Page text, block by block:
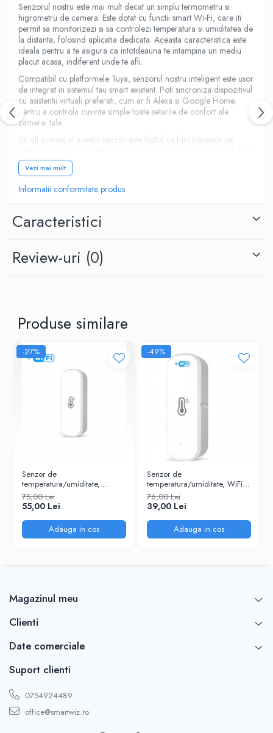
Senzorul nostru este mai mult decat un simplu termometru si
higrometru de camera. Este dotat cu functii smart Wi-Fi, care iti
permit sa monitorizezi si sa controlezi temperatura si umiditatea de
la distanta, folosind aplicatia dedicata. Aceasta caracteristica este
ideala pentru a te asigura ca intotdeauna te intampina un mediu
placut acasa, indiferent unde te afli.
Compatibil cu platformele Tuya, senzorul nostru inteligent este usor
de integrat in sistemul tau smart existent. Poti sincroniza dispozitivul
cu asistentii virtuali preferati, cum ar fi Alexa si Google Home,
pentru a controla cuvinte simple toate setarile de confort ale
camerei tale.
Un alt avantaj al acestui senzor este faptul ca functioneaza pe
a te limita la prize sau cabluri. Bateria durabila asigura o utilizare
indelungata, fara grija intreruperilor.
Vezi mai mult
Informatii conformitate produs
Caracteristici
Review-uri (0)
Produse similare
-27%
Senzor de
temperatura/umiditate,
ZigBee, Compatibil cu
Tuya/SmartLife/Alexa/Echo/Google
Assistant, Alb @SmartWiz
75,00 Lei
55,00 Lei
Adauga in cos
-49%
Senzor de
temperatura/umiditate, WiFi
2.4G, Compatibil cu
Tuya/SmartLife/Alexa/Echo/Google
Assistant, Alb @SmartWiz
76,00 Lei
39,00 Lei
Adauga in cos
Magazinul meu
Clienti
Date comerciale
Suport clienti
0754924489
office@smartwiz.ro